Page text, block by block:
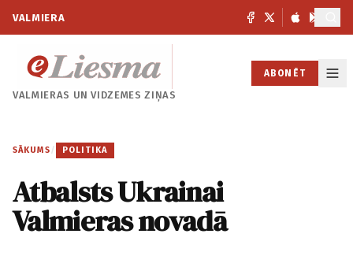
VALMIERA
VALMIERAS UNVIDZEMES ZIŅAS
ABONĒT
SĀKUMS / POLITIKA
Atbalsts Ukrainai
Valmieras novadā